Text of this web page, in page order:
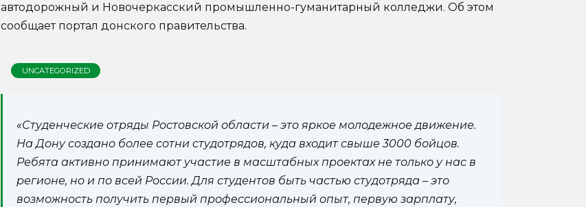
автодорожный и Новочеркасский промышленно-гуманитарный колледжи. Об этом
сообщает портал донского правительства.
UNCATEGORIZED
«Студенческие отряды Ростовской области – это яркое молодежное движение.
На Дону создано более сотни студотрядов, куда входит свыше 3000 бойцов.
Ребята активно принимают участие в масштабных проектах не только у нас в
регионе, но и по всей России. Для студентов быть частью студотряда – это
возможность получить первый профессиональный опыт, первую зарплату,